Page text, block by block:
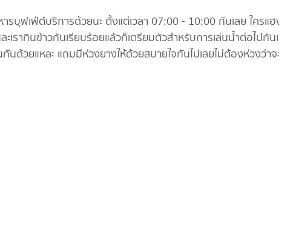
ฟ่ต์บริการด้วยนะ ตั้งแต่เวลา 07:00 - 10:00 กันเลย ใครแฮง
ากินข้าวกันเรียบร้อยแล้วก็เตรียมตัวสำหรับการเล่นน้ำต่อไปกันเลย ที่
กันด้วยแหละ แถมมีห่วงยางให้ด้วยสบายใจกันไปเลยไม่ต้องห่วงว่าจะจม